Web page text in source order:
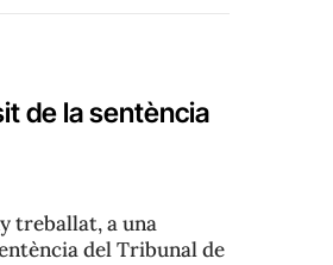
de la sentència
treballat, a una
del Tribunal de